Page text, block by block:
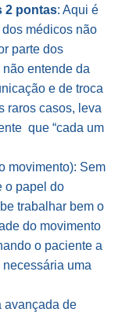
2 pontas: Aqui é
médicos não
parte dos
entende da
e de troca
raros casos, leva
que “cada um
movimento): Sem
o papel do
trabalhar bem o
do movimento
o paciente a
uma
avançada de